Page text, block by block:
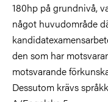
180hp på grundnivå,
något huvudområde
den som har
motsvarande
Dessutom krävs